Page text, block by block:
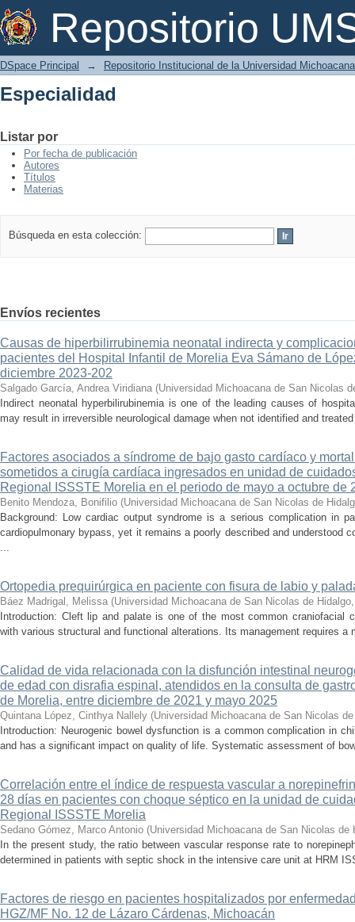
Repositorio
Especialidad
DSpace Principal → Repositorio Institucional de la Universidad
Especialidad
Listar por
Por fecha de publicación
Autores
Títulos
Materias
Búsqueda en esta colección:
Envíos recientes
Causas de hiperbilirrubinemia neonatal indirecta y
pacientes del Hospital Infantil de Morelia Eva Sámano de
diciembre 2023-202
Salgado García, Andrea Viridiana (Universidad Michoacana de San Nicolas
Indirect neonatal hyperbilirubinemia is one of the leading causes of
may result in irreversible neurological damage when not identified and
Factores asociados a síndrome de bajo gasto cardíaco y
sometidos a cirugía cardíaca ingresados en unidad de
Regional ISSSTE Morelia en el periodo de mayo a octubre de
Benito Mendoza, Bonifilio (Universidad Michoacana de San Nicolas de
Background: Low cardiac output syndrome is a serious complication in
cardiopulmonary bypass, yet it remains a poorly described and understood
...
Ortopedia prequirúrgica en paciente con fisura de labio y
Báez Madrigal, Melissa (Universidad Michoacana de San Nicolas de Hidalgo
Introduction: Cleft lip and palate is one of the most common craniofacial
with various structural and functional alterations. Its management requires a
Calidad de vida relacionada con la disfunción intestinal
de edad con disrafia espinal, atendidos en la consulta de
de Morelia, entre diciembre de 2021 y mayo 2025
Quintana López, Cinthya Nallely (Universidad Michoacana de San Nicolas
Introduction: Neurogenic bowel dysfunction is a common complication in
and has a significant impact on quality of life. Systematic assessment of
Correlación entre el índice de respuesta vascular a
28 días en pacientes con choque séptico en la unidad de
Regional ISSSTE Morelia
Sedano Gómez, Marco Antonio (Universidad Michoacana de San Nicolas de
In the present study, the ratio between vascular response rate to
determined in patients with septic shock in the intensive care unit at HRM
Factores de riesgo en pacientes hospitalizados por
HGZ/MF No. 12 de Lázaro Cárdenas, Michoacán